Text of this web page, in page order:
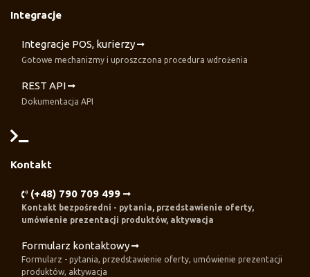
Integracje
Integracje POS, kurierzy
Gotowe mechanizmy i uproszczona procedura wdrożenia
REST API
Dokumentacja API
Kontakt
(+48) 790 709 499
Kontakt bezpośredni - pytania, przedstawienie oferty,
umówienie prezentacji produktów, aktywacja
Formularz kontaktowy
Formularz - pytania, przedstawienie oferty, umówienie prezentacji
produktów, aktywacja